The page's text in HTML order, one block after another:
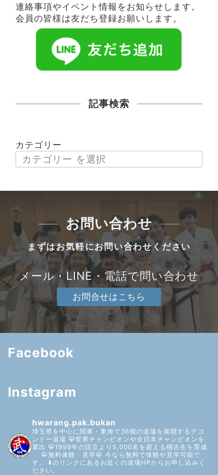
連絡事項やイベント情報をお知らせします。
会員の皆様は友だち登録お願いします。
記事検索
カテゴリー
お問い合わせ
まずはお気軽にお問い合わせください
メール・LINE・電話で問い合わせ
お問合せはこちら
Facebook
Instagram
hwarang.pak.bukan
埼玉県を中心に関東・東海で36個の道場を展開するテコ
ンドー道場 🥋世界チャンピオンや全日本チャンピオンを
輩出 🥋1999年の設立より5,000名を超える稽古生を育成
🥋無料体験・見学🥋 今なら無料で体験や見学可能で
す。
⬇️のリンクにあるお近くの道場HPからお申し込みく
ださい。